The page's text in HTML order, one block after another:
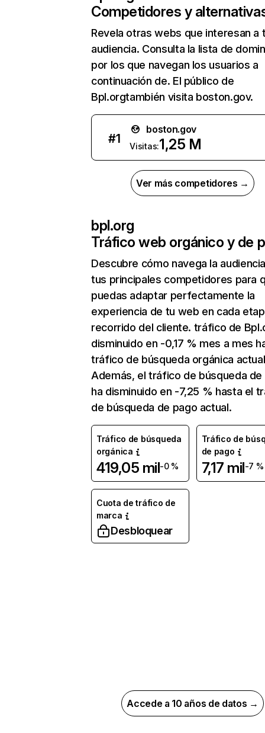
Competidores y
Revela otras webs que interesan a
audiencia. Consulta la lista de
por los que navegan los usuarios a
continuación de. El público de
Bpl.orgtambién visita boston.gov.
#1
boston.gov
Visitas:1,25 M
Ver más competidores →
bpl.org
Tráfico web orgánico y de
Descubre cómo navega la
tus principales competidores para
puedas adaptar perfectamente la
experiencia de tu web en cada
recorrido del cliente. tráfico de
disminuido en -0,17 % mes a mes
tráfico de búsqueda orgánica
Además, el tráfico de búsqueda de
ha disminuido en -7,25 % hasta el
de búsqueda de pago actual.
Tráfico de búsqueda
orgánica
419,05 mil-0 %
Tráfico de
de pago
7,17 mil-7 %
Cuota de tráfico de
marca
Desbloquear
Accede a 10 años de datos →